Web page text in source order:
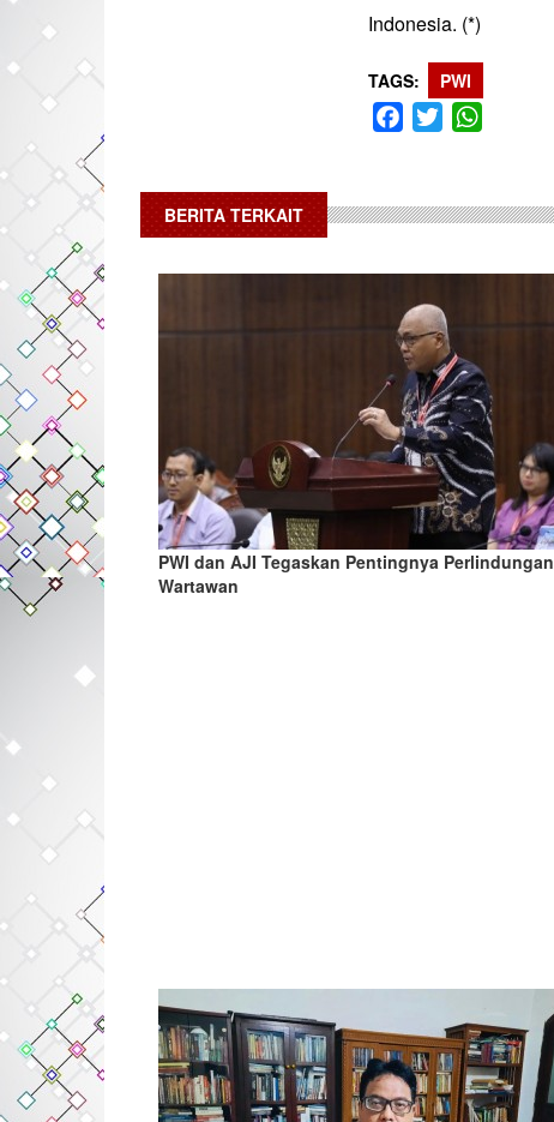
Indonesia. (*)
TAGS PWI
Facebook
Twitter
BERITA TERKAIT
PWI dan AJI Tegaskan Pentingnya Perlindungan
Wartawan